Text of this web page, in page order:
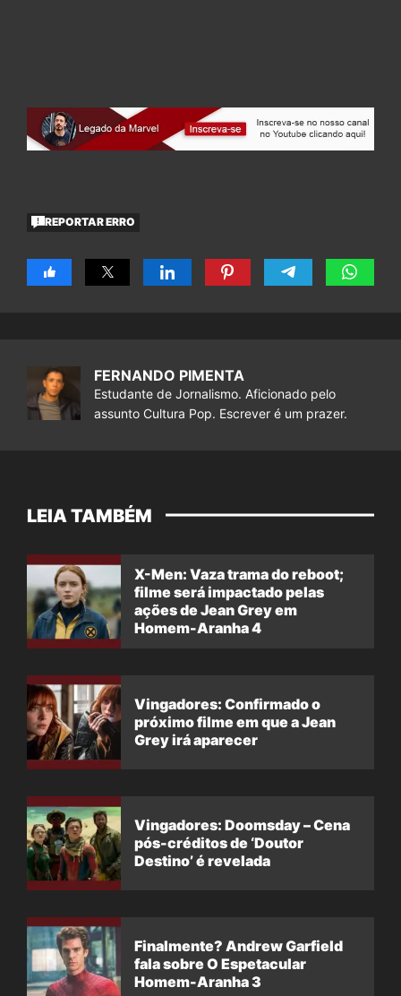
REPORTAR ERRO
FERNANDO PIMENTA
Estudante de Jornalismo. Aficionado pelo
assunto Cultura Pop. Escrever é um prazer.
LEIA TAMBÉM
X-Men: Vaza trama do reboot;
filme será impactado pelas
ações de Jean Grey em
Homem-Aranha 4
Vingadores: Confirmado o
próximo filme em que a Jean
Grey irá aparecer
Vingadores: Doomsday – Cena
pós-créditos de ‘Doutor
Destino’ é revelada
Finalmente? Andrew Garfield
fala sobre O Espetacular
Homem-Aranha 3